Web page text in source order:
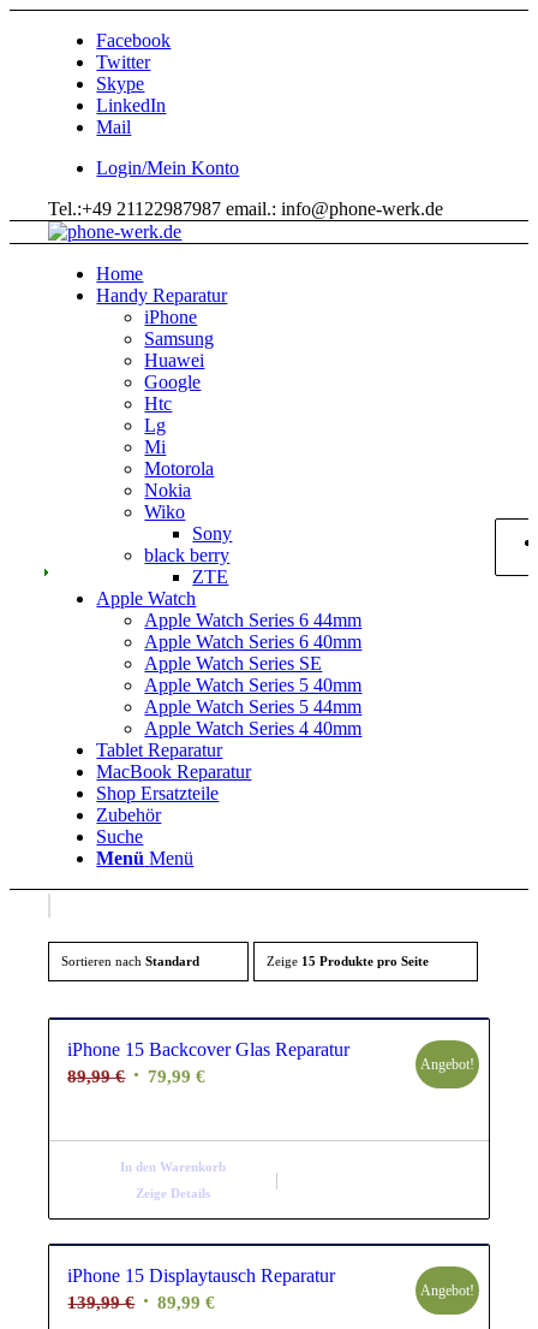
Facebook
Twitter
Skype
LinkedIn
Mail
Login/Mein Konto
Tel.:+49 21122987987 email.: info@phone-werk.de
Home
Handy Reparatur
iPhone
Samsung
Huawei
Google
Htc
Lg
Mi
Motorola
Nokia
Wiko
Sony
black berry
ZTE
Apple Watch
Apple Watch Series 6 44mm
Apple Watch Series 6 40mm
Apple Watch Series SE
Apple Watch Series 5 40mm
Apple Watch Series 5 44mm
Apple Watch Series 4 40mm
Tablet Reparatur
MacBook Reparatur
Shop Ersatzteile
Zubehör
Suche
Menü Menü
Sortieren nachStandard Zeige 15 Produkte pro Seite
iPhone 15 Backcover Glas Reparatur
89,99€ Ursprünglicher
89,99 €
79,99€Aktueller
79,99 €.
Angebot!
In den Warenkorb
Zeige Details
iPhone 15 Displaytausch Reparatur
139,99€ Ursprünglicher
89,99€Aktueller
Angebot!